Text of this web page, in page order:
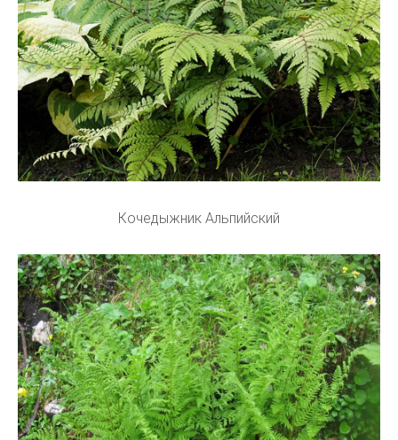
Кочедыжник Альпийский